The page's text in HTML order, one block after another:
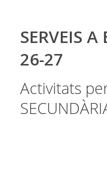
SERVEIS
26-27
Activitats